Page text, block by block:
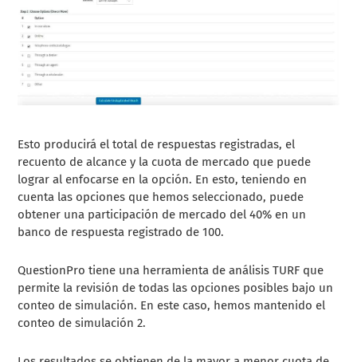
Esto producirá el total de respuestas registradas, el
recuento de alcance y la cuota de mercado que puede
lograr al enfocarse en la opción. En esto, teniendo en
cuenta las opciones que hemos seleccionado, puede
obtener una participación de mercado del 40% en un
banco de respuesta registrado de 100.
QuestionPro tiene una herramienta de análisis TURF que
permite la revisión de todas las opciones posibles bajo un
conteo de simulación. En este caso, hemos mantenido el
conteo de simulación 2.